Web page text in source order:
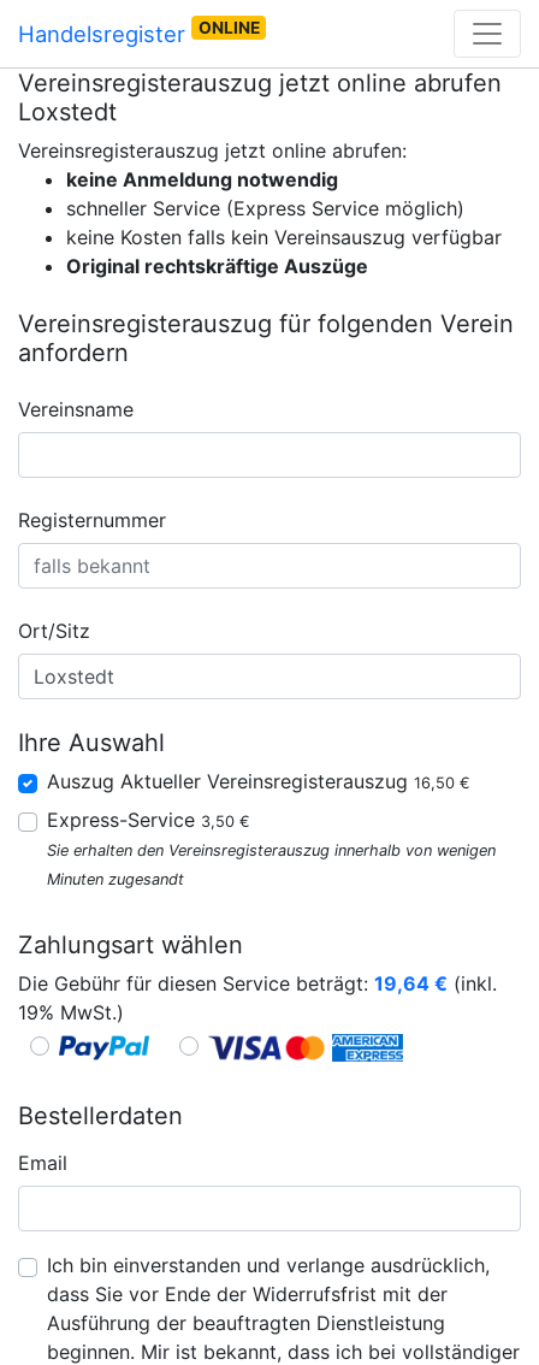
Handelsregister ONLINE
Vereinsregisterauszug jetzt online abrufen
Loxstedt
Vereinsregisterauszug jetzt online abrufen:
keine Anmeldung notwendig
schneller Service (Express Service möglich)
keine Kosten falls kein Vereinsauszug verfügbar
Original rechtskräftige Auszüge
Vereinsregisterauszug für folgenden Verein
anfordern
Vereinsname
Registernummer
Ort/Sitz
Ihre Auswahl
Auszug Aktueller Vereinsregisterauszug 16,50 €
Express-Service 3,50 €
Sie erhalten den Vereinsregisterauszug innerhalb von wenigen
Minuten zugesandt
Zahlungsart wählen
Die Gebühr für diesen Service beträgt: 19,64 € (inkl.
19% MwSt.)
Bestellerdaten
Email
Ich bin einverstanden und verlange ausdrücklich,
dass Sie vor Ende der Widerrufsfrist mit der
Ausführung der beauftragten Dienstleistung
beginnen. Mir ist bekannt, dass ich bei vollständiger